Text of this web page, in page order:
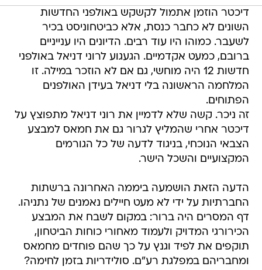
דיכטר הוזמן אתמול לקשקש באולפני החדשות
השונים לא כחבר כנסת, אלא כביטחוניסט בכיר
לשעבר. כמוהו היו עוד רבים. הדיונים היו ענייניים
ברובם, כמעט אקדמיים. הגעגוע לרוני דניאל באולפני
חדשות 12 היה מוחשי, גם אם לא הוזכר במילה. זו
המלחמה הראשונה בלי דניאל בעידן האולפנים
הפתוחים.
זה ניכר. קשה שלא לדמיין את רוני דניאל מתפוצץ על
דיכטר אחרי שהמליץ לגרור גם את חמאס למבצע
הצבאי הנוכחי, בניגוד לדעה של כל הגורמים
המקצועיים והשכל הישר.
הדעה הזאת הושמעה ביממה האחרונה ברשתות
החברתיות על ידי לא מעט חיילים נאמנים של נתניהו.
דף המסרים היה ברור: במקום לשבח את המבצע
הכירורגי המדויק ולעמוד מאחורי כוחות הביטחון,
תוקפים את לפיד וגנץ על כך שהם פוחדים מחמאס
ומחבריהם במפלגת רע"ם. סולידריות בזמן לחימה?